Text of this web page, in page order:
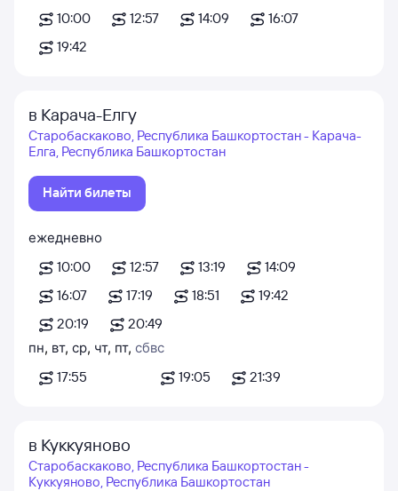
10:00
12:57 14:09
16:07
19:42
в Карача-Елгу
Старобаскаково, Республика Башкортостан - Карача-
Елга, Республика Башкортостан
Найти билеты
ежедневно
10:00
12:57 13:19
14:09
16:07
17:19 18:51
19:42
20:19
20:49
пн, вт, ср, чт, пт, сб
17:55
вс
19:05
21:39
в Куккуяново
Старобаскаково, Республика Башкортостан -
Куккуяново, Республика Башкортостан